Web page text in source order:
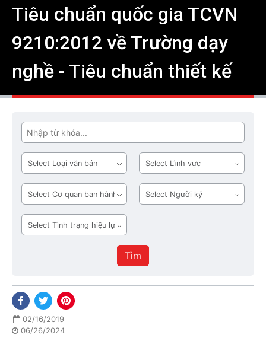
Tiêu chuẩn quốc gia TCVN
9210:2012 về Trường dạy
nghề - Tiêu chuẩn thiết kế
Tìm
Loại
văn
bản
Lĩnh
vực
Cơ
quan
ban
hành
Người
ký
Tình
trạng
Tìm
02/16/2019
06/26/2024